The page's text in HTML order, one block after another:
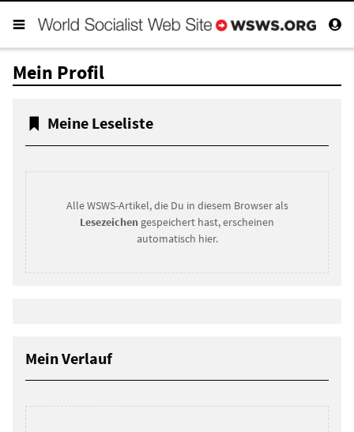
Mein Profil
Meine Leseliste
Alle WSWS-Artikel, die Du in diesem Browser als
Lesezeichen gespeichert hast, erscheinen
automatisch hier.
Mein Verlauf